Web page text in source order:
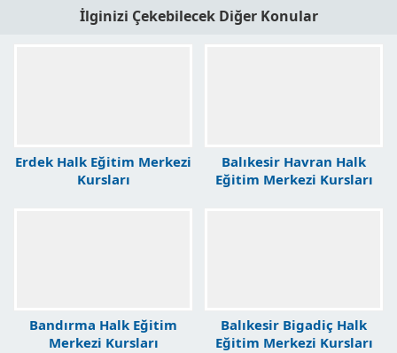
İlginizi Çekebilecek Diğer Konular
Erdek Halk Eğitim Merkezi
Kursları
Balıkesir Havran Halk
Eğitim Merkezi Kursları
Bandırma Halk Eğitim
Merkezi Kursları
Balıkesir Bigadiç Halk
Eğitim Merkezi Kursları